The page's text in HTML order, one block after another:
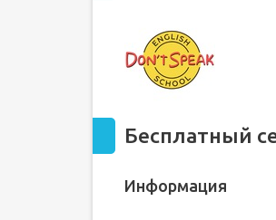
Сезон 2019. Выпуск 1. 5
Сезон 2018. Выпуск 12.
Сезон 2018. Выпуск 11.
Сезон 2018. Выпуск 9.
Сезон 2018. Выпуск 7.
Бесплатный
Информация